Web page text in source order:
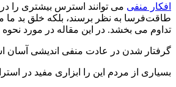
افکار منفی می توانند استرس بیشتری را در
طاقت‌فرسا به نظر برسند، بلکه خلق بد ما
تداوم می بخشد. در این مقاله در مورد
گرفتار شدن در عادت منفی اندیشی آسان
بسیاری از مردم این را ابزاری مفید در